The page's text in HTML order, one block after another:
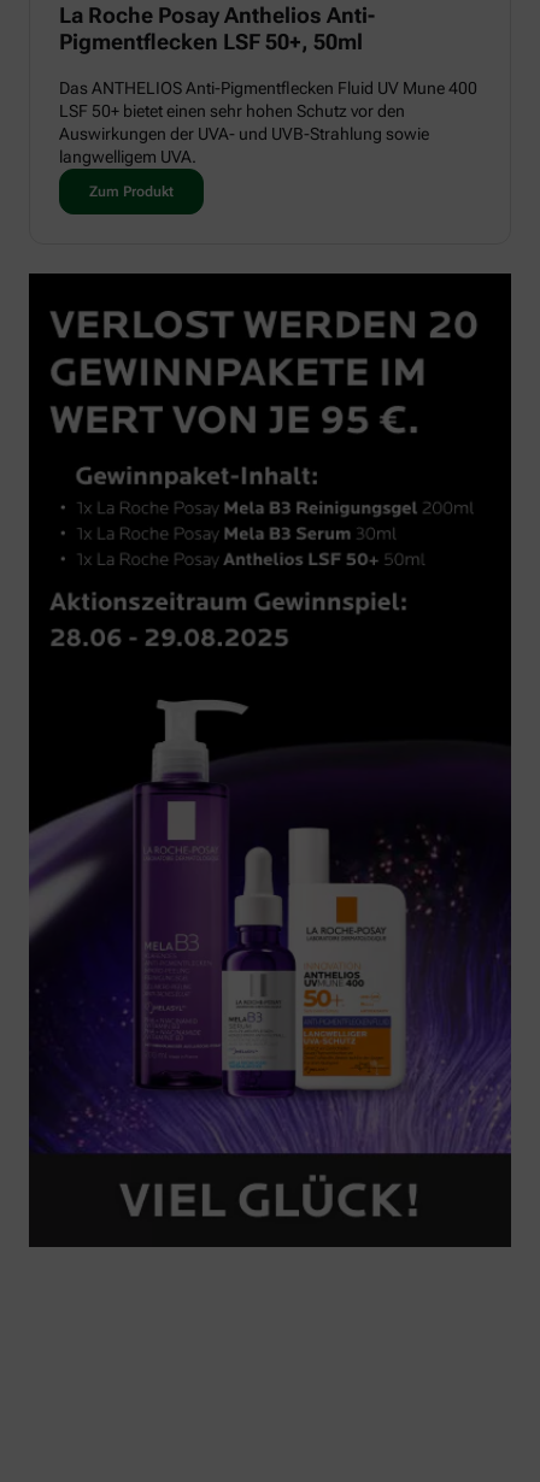
La Roche Posay Anthelios Anti-
Pigmentflecken LSF 50+, 50ml
Das ANTHELIOS Anti-Pigmentflecken Fluid UV Mune 400
LSF 50+ bietet einen sehr hohen Schutz vor den
Auswirkungen der UVA- und UVB-Strahlung sowie
langwelligem UVA.
Zum Produkt